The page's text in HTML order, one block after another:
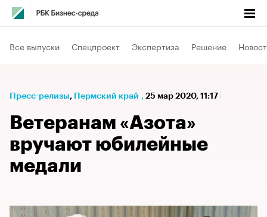
Все выпуски Спецпроект Экспертиза Решение
Пресс-релизы⁠, Пермский край , 25 мар 2020, 11:17
Ветеранам «Азота»
вручают юбилейные
медали